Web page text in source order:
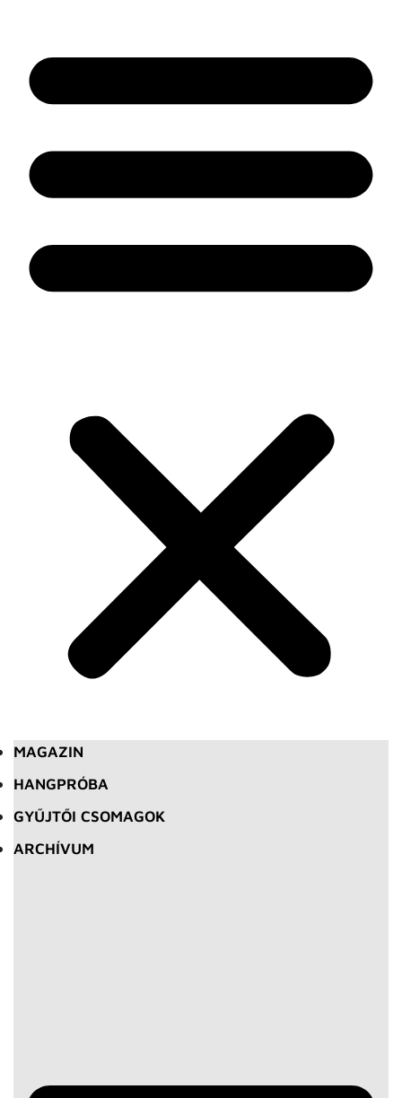
MAGAZIN
HANGPRÓBA
GYŰJTŐI CSOMAGOK
ARCHÍVUM